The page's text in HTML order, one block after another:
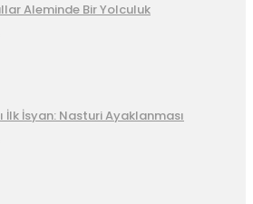
Aleminde Bir Yolculuk
İlk İsyan: Nasturi Ayaklanması